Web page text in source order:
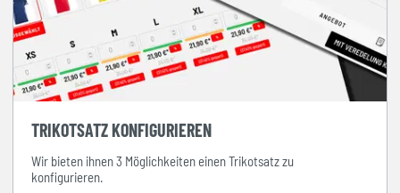
TRIKOTSATZ KONFIGURIEREN
Wir bieten ihnen 3 Möglichkeiten einen Trikotsatz zu
konfigurieren.